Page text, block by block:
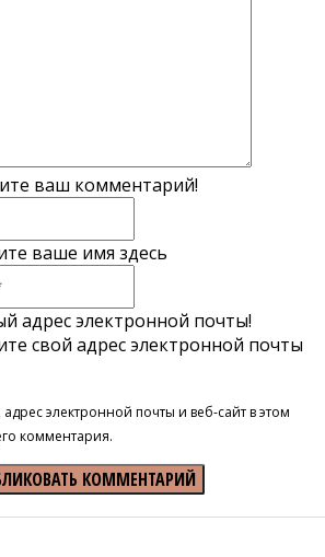
ваш комментарий!
ваше имя здесь
адрес электронной почты!
свой адрес электронной почты
электронной почты и веб-сайт в этом
комментария.